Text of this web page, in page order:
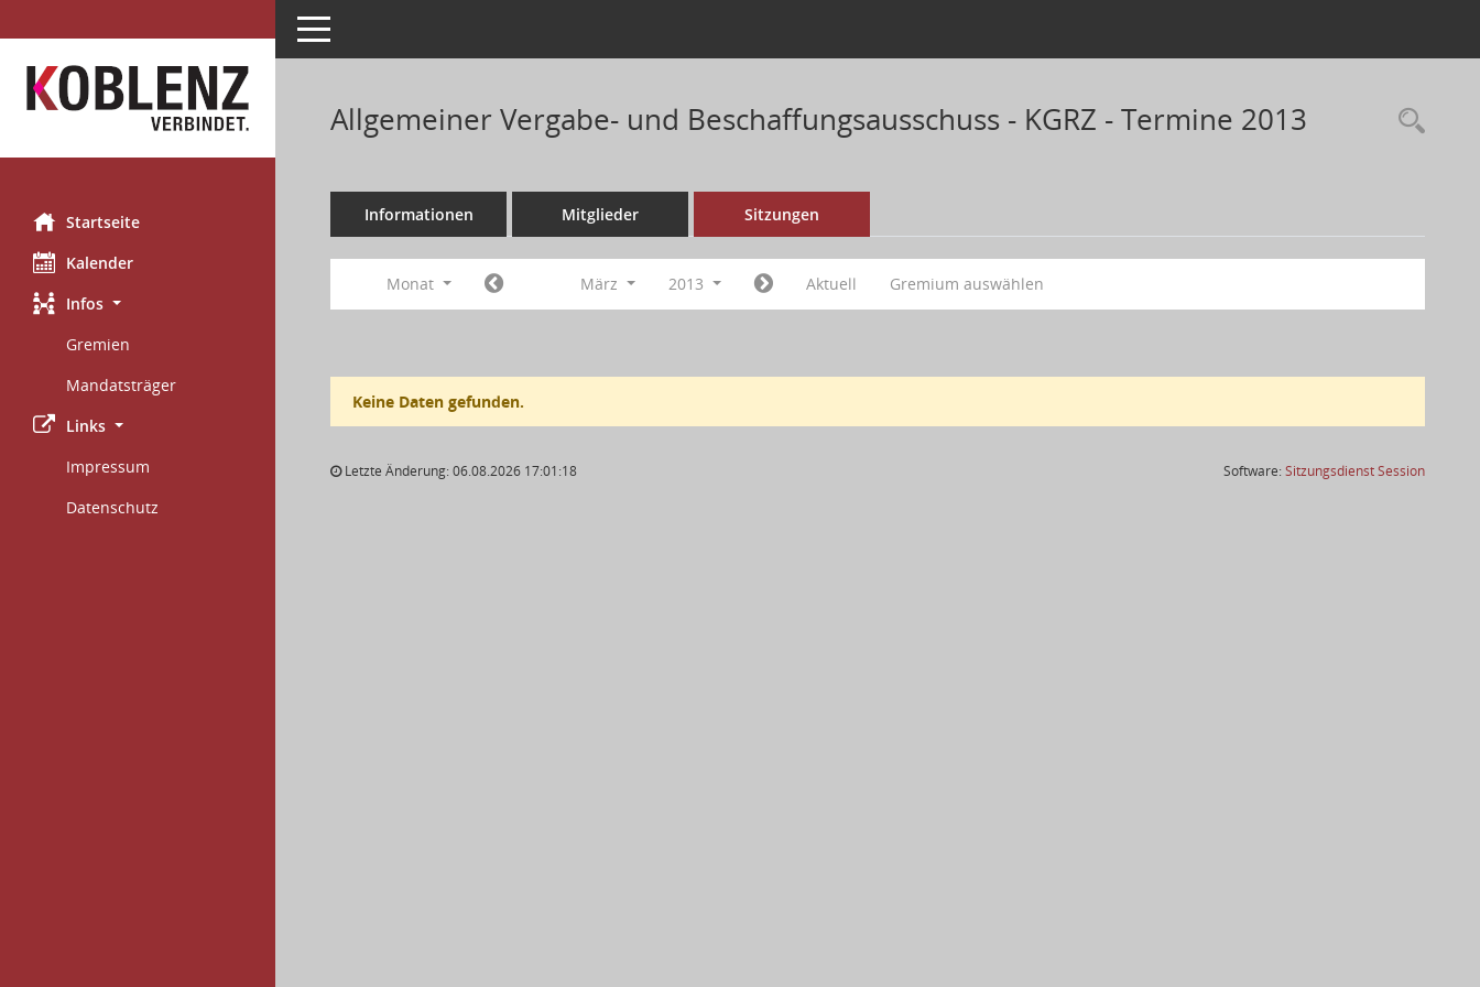
Startseite
Kalender
Infos
Gremien
Mandatsträger
Links
Impressum
Datenschutz
Toggle navigation
Allgemeiner Vergabe- und Beschaffungsausschuss - KGRZ - Termine 2013
Informationen Mitglieder Sitzungen
Monat März 2013 Aktuell Gremium auswählen
Keine Daten gefunden.
Letzte Änderung: 06.08.2026 17:01:18 Software:SitzungsdienstSession(Wird in